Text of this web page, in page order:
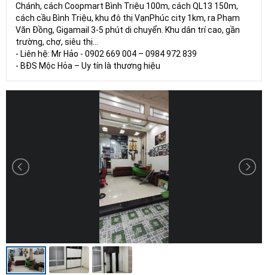
Chánh, cách Coopmart Bình Triệu 100m, cách QL13 150m,
cách cầu Bình Triệu, khu đô thị VạnPhúc city 1km, ra Phạm
Văn Đồng, Gigamail 3-5 phút di chuyển. Khu dân trí cao, gần
trường, chợ, siêu thị...
- Liên hệ: Mr Hảo - 0902 669 004 – 0984 972 839
- BĐS Mộc Hỏa – Uy tín là thương hiệu